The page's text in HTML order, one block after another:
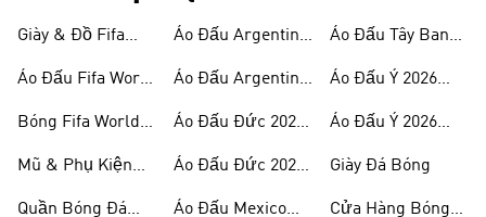
Giày & Đồ Fifa
Áo Đấu Fifa World
Bóng Fifa World
Mũ & Phụ Kiện
Quần Bóng Đá
World Cup 2026™
Áo Đấu Argentina
Áo Đấu Argentina
Áo Đấu Đức 2026
Áo Đấu Đức 2026
Áo Đấu Mexico
Áo Đấu Tây Ban
Khách
Áo Đấu Ý 2026
Áo Đấu Ý 2026
Giày Đá Bóng
Cửa Hàng Bóng